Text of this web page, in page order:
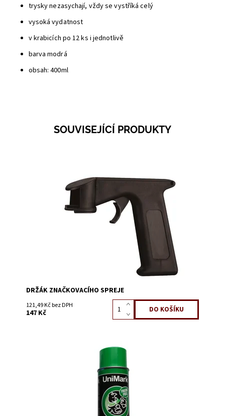
trysky nezasychají, vždy se vystříká celý
vysoká vydatnost
vkrabicích po 12 ks i jednotlivě
barva modrá
obsah: 400ml
SOUVISEJÍCÍ PRODUKTY
Skladem 6
0695
DRŽÁK ZNAČKOVACÍHO SPREJE
121,49 Kč bez DPH
147 Kč
Skladem 1209